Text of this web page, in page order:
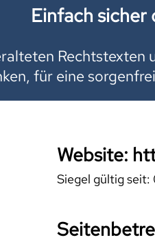
Einfach sicher
Rechtstexten
für eine
Website:
Siegel gültig